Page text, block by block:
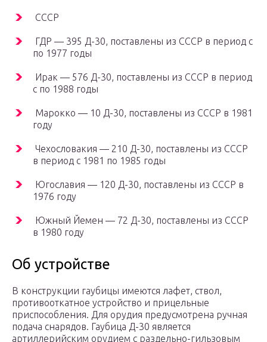
СССР
ГДР — 395 Д-30, поставлены из СССР в период с
по 1977 годы
Ирак — 576 Д-30, поставлены из СССР в период
с по 1988 годы
Марокко — 10 Д-30, поставлены из СССР в 1981
году
Чехословакия — 210 Д-30, поставлены из СССР
в период с 1981 по 1985 годы
Югославия — 120 Д-30, поставлены из СССР в
1976 году
Южный Йемен — 72 Д-30, поставлены из СССР
в 1980 году
Об устройстве
В конструкции гаубицы имеются лафет, ствол,
противооткатное устройство и прицельные
приспособления. Для орудия предусмотрена ручная
подача снарядов. Гаубица Д-30 является
артиллерийским орудием с раздельно-гильзовым